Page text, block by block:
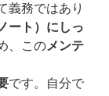
義務ではあり
ート）にしっ
、このメンテ
です。自分で